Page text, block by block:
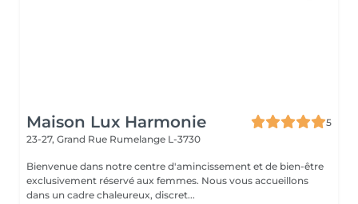
Maison Lux Harmonie
5
23-27, Grand Rue Rumelange L-3730
Bienvenue dans notre centre d'amincissement et de bien-être
exclusivement réservé aux femmes. Nous vous accueillons
dans un cadre chaleureux, discret...